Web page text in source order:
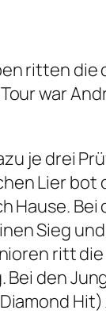
ritten
war
je drei
Lier
Hause.
Sieg
ritt
Bei den